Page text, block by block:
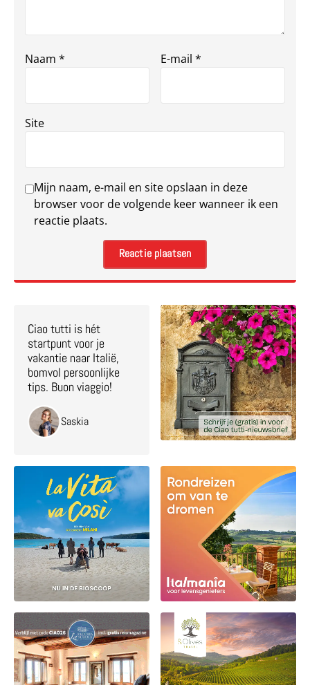
Naam * E-mail *
Site
Mijn naam, e-mail en site opslaan in deze
browser voor de volgende keer wanneer ik een
reactie plaats.
Ciao tutti is hét
startpunt voor je
vakantie naar Italië,
bomvol persoonlijke
tips. Buon viaggio!
Saskia